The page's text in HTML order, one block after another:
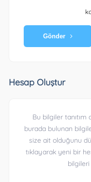
Gönder
Hesap Oluştur
Bu bilgiler
burada bulunan
size ait olduğunu
tıklayarak yeni bir